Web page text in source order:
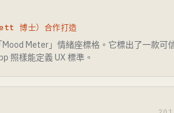
博士）合作打造
Meter」情緒座標格。它標出了一款可
照樣能定義 UX 標準。